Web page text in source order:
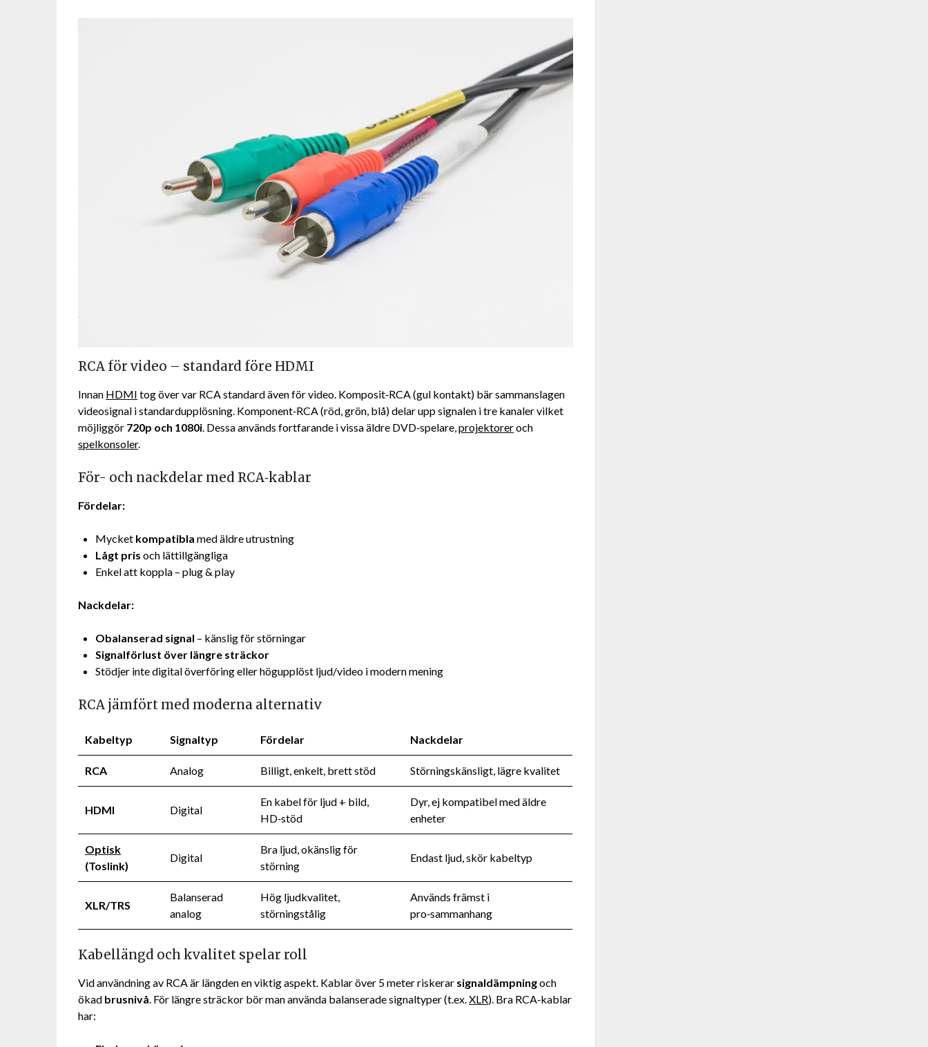
RCA för video – standard före HDMI
Innan HDMI tog över var RCA standard även för video. Komposit‑RCA (gul kontakt) bär sammanslagen
videosignal i standardupplösning. Komponent‑RCA (röd, grön, blå) delar upp signalen i tre kanaler vilket
möjliggör 720p och 1080i. Dessa används fortfarande i vissa äldre DVD‑spelare,projektoreroch
spelkonsoler.
För- och nackdelar med RCA‑kablar
Fördelar:
Mycket kompatibla med äldre utrustning
Lågt pris och lättillgängliga
Enkel att koppla – plug & play
Nackdelar:
Obalanserad signal – känslig för störningar
Signalförlust över längre sträckor
Stödjer inte digital överföring eller högupplöst ljud/video i modern mening
RCA jämfört med moderna alternativ
Kabeltyp Signaltyp Fördelar Nackdelar
RCA Analog Billigt, enkelt, brett stöd Störningskänsligt, lägre kvalitet
HDMI Digital
En kabel för ljud + bild,
HD‑stöd
Dyr, ej kompatibel med äldre
enheter
Optisk
(Toslink)
Digital
Bra ljud, okänslig för
störning
Endast ljud, skör kabeltyp
XLR/TRS
Balanserad
analog
Hög ljudkvalitet,
störningstålig
Används främst i
pro‑sammanhang
Kabellängd och kvalitet spelar roll
Vid användning av RCA är längden en viktig aspekt. Kablar över 5 meter riskerar signaldämpningoch
ökad brusnivå. För längre sträckor bör man använda balanserade signaltyper (t.ex.XLR). Bra RCA‑kablar
har: